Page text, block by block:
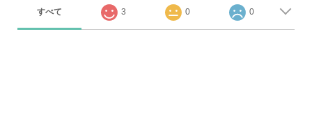
すべて 3 0 0